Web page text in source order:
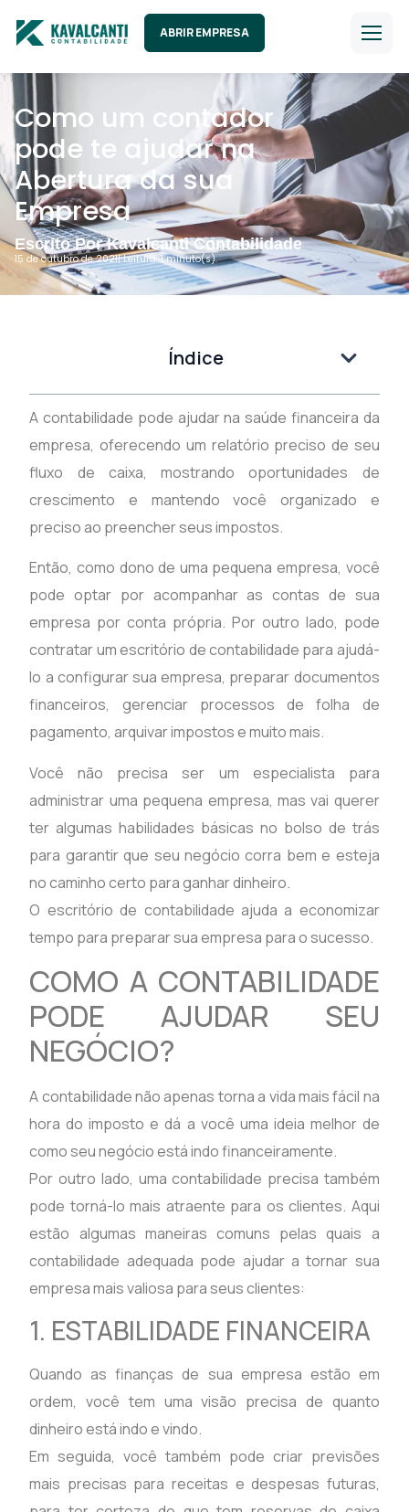
ABRIR EMPRESA
Como um contador
pode te ajudar na
Abertura da sua
Empresa
Escrito Por Kavalcanti Contabilidade
15 de outubro de 2021| Leitura: 1 minuto(s).
Índice
A contabilidade pode ajudar na saúde financeira da
empresa, oferecendo um relatório preciso de seu
fluxo de caixa, mostrando oportunidades de
crescimento e mantendo você organizado e
preciso ao preencher seus impostos.
Então, como dono de uma pequena empresa, você
pode optar por acompanhar as contas de sua
empresa por conta própria. Por outro lado, pode
contratar um escritório de contabilidade para ajudá-
lo a configurar sua empresa, preparar documentos
financeiros, gerenciar processos de folha de
pagamento, arquivar impostos e muito mais.
Você não precisa ser um especialista para
administrar uma pequena empresa, mas vai querer
ter algumas habilidades básicas no bolso de trás
para garantir que seu negócio corra bem e esteja
no caminho certo para ganhar dinheiro.
O escritório de contabilidade ajuda a economizar
tempo para preparar sua empresa para o sucesso.
COMO A CONTABILIDADE
PODE AJUDAR SEU
NEGÓCIO?
A contabilidade não apenas torna a vida mais fácil na
hora do imposto e dá a você uma ideia melhor de
como seu negócio está indo financeiramente.
Por outro lado, uma contabilidade precisa também
pode torná-lo mais atraente para os clientes. Aqui
estão algumas maneiras comuns pelas quais a
contabilidade adequada pode ajudar a tornar sua
empresa mais valiosa para seus clientes:
1. ESTABILIDADE FINANCEIRA
Quando as finanças de sua empresa estão em
ordem, você tem uma visão precisa de quanto
dinheiro está indo e vindo.
Em seguida, você também pode criar previsões
mais precisas para receitas e despesas futuras,